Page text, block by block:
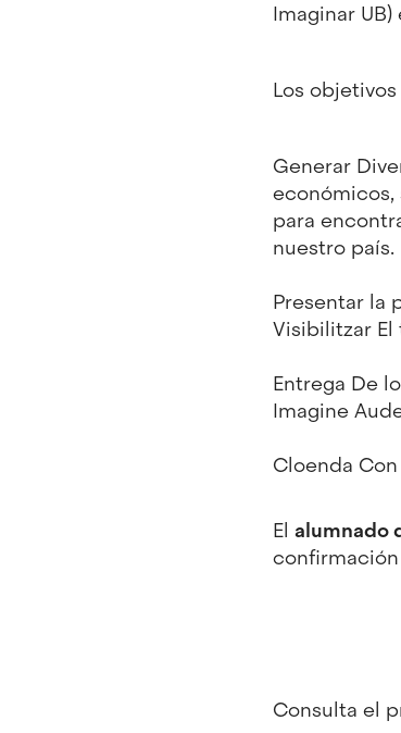
Imaginar UB)
Los
Generar
económicos,
para
nuestro país.
Presentar la
Visibilitzar El
Entrega De
Imagine
Cloenda
El alumnado
Consulta el